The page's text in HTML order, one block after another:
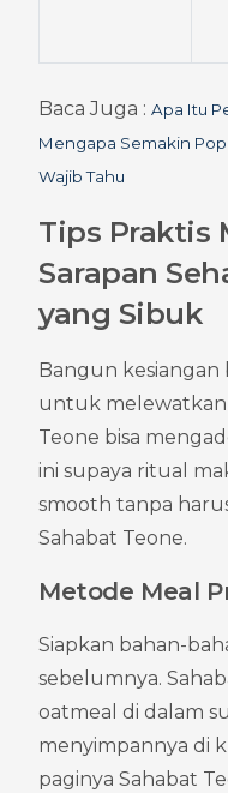
Baca Juga : Apa Itu
Mengapa Semakin
Wajib Tahu
Tips Praktis
Sarapan
yang Sibuk
Bangun kesiangan
untuk melewatkan
Teone bisa
ini supaya ritual
smooth tanpa
Sahabat Teone.
Metode Meal
Siapkan bahan-
sebelumnya.
oatmeal di dalam
menyimpannya di
paginya Sahabat